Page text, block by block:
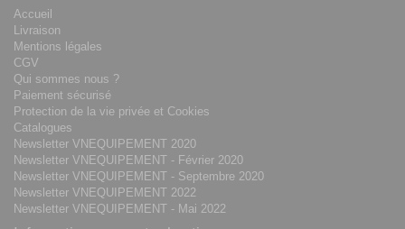
Accueil
Livraison
Mentions légales
CGV
Qui sommes nous ?
Paiement sécurisé
Protection de la vie privée et Cookies
Catalogues
Newsletter VNEQUIPEMENT 2020
Newsletter VNEQUIPEMENT - Février 2020
Newsletter VNEQUIPEMENT - Septembre 2020
Newsletter VNEQUIPEMENT 2022
Newsletter VNEQUIPEMENT - Mai 2022